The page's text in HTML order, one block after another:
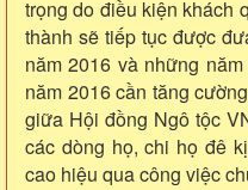
trọng do điều kiện khách
thành sẽ tiếp tục được
năm 2016 và những
năm 2016 cần tăng
giữa Hội đồng Ngô tộc
các dòng họ, chi họ đê
cao hiệu qua công việc